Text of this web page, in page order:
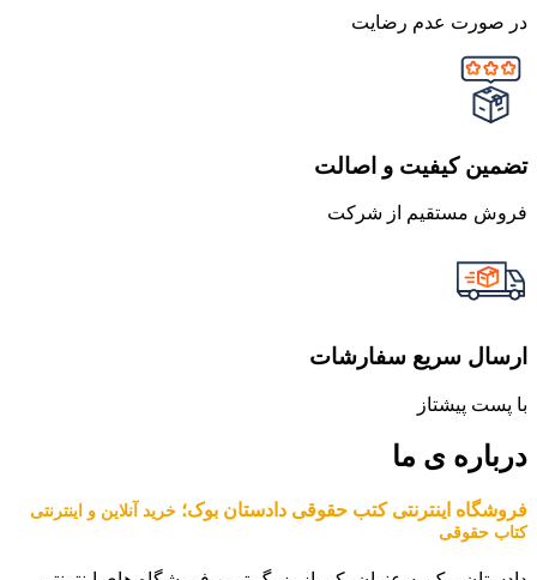
در صورت عدم رضایت
تضمین کیفیت و اصالت
فروش مستقیم از شرکت
ارسال سریع سفارشات
با پست پیشتاز
درباره ی ما
فروشگاه اینترنتی کتب حقوقی دادستان بوک؛ خرید آنلاین و اینترنتی
کتاب حقوقی